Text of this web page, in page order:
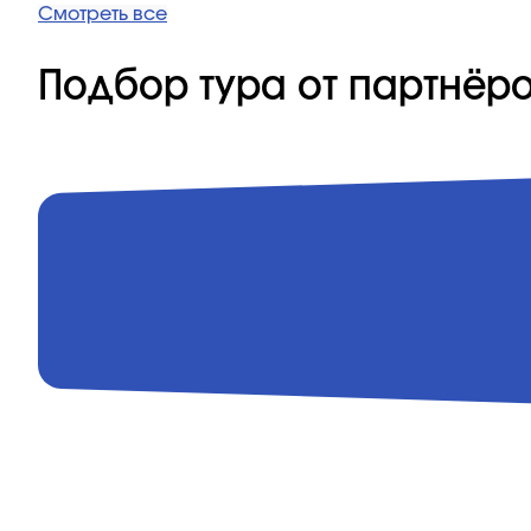
Смотреть все
Подбор тура от